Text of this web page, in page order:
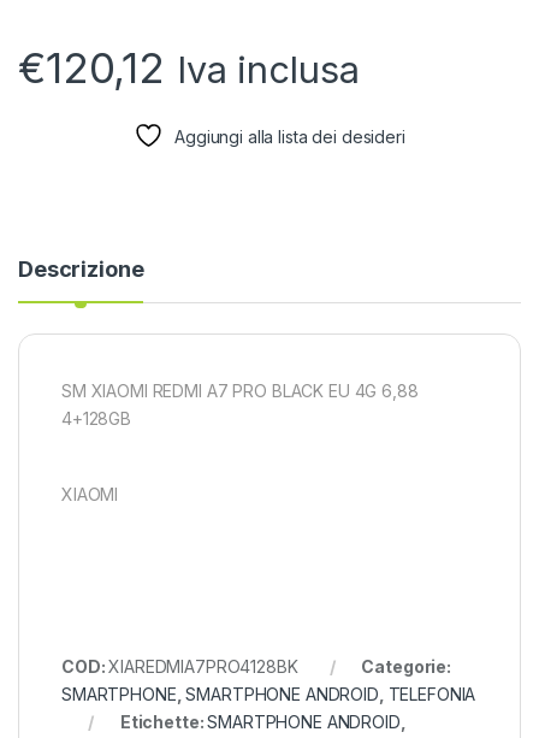
€120,12 Iva inclusa
Aggiungi alla lista dei desideri
Descrizione
SM XIAOMI REDMI A7 PRO BLACK EU 4G 6,88
4+128GB
XIAOMI
COD:XIAREDMIA7PRO4128BK
Categorie:
SMARTPHONE ,SMARTPHONE ANDROID TELEFONIA
Etichette:SMARTPHONE ANDROID